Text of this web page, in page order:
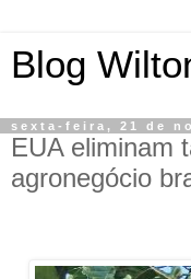
Blog
sexta-feira, 21 de
EUA eliminam
agronegócio